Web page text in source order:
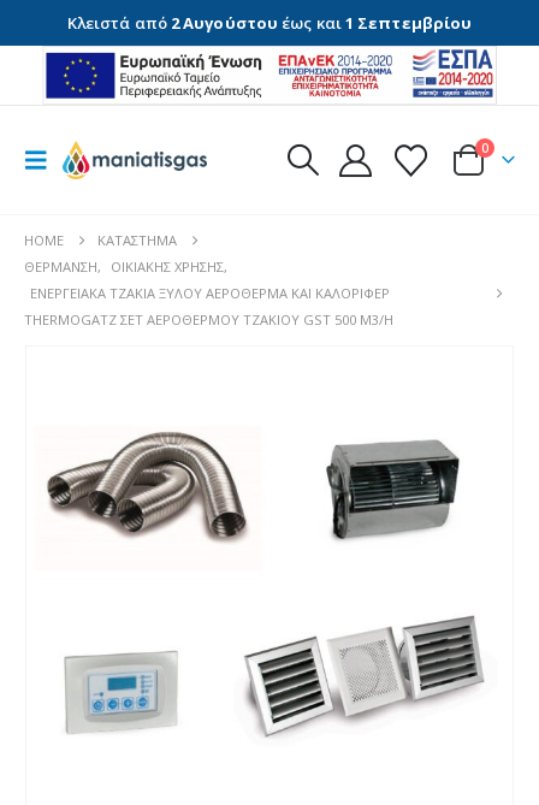
Κλειστά από 2 Αυγούστου έως και1 Σεπτεμβρίου
0
HOME
ΚΑΤΆΣΤΗΜΑ
ΘΈΡΜΑΝΣΗ, ΟΙΚΙΑΚΉΣ ΧΡΉΣΗΣ,
ΕΝΕΡΓΕΙΑΚΆ ΤΖΆΚΙΑ ΞΎΛΟΥ ΑΕΡΌΘΕΡΜΑ ΚΑΙ ΚΑΛΟΡΙΦΈΡ
THERMOGATZ ΣΕΤ ΑΕΡΟΘΕΡΜΟΥ ΤΖΑΚΙΟΥ GST 500 M3/H